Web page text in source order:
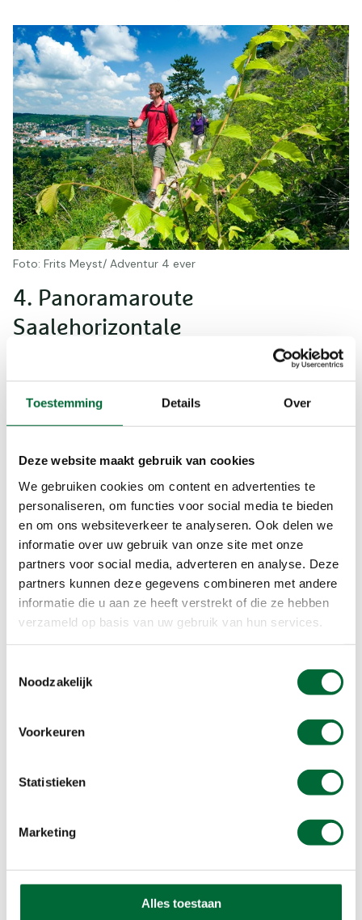
Toestemming Details Over
Deze website maakt gebruik van cookies
We gebruiken cookies om content en advertenties te
personaliseren, om functies voor social media te bieden
en om ons websiteverkeer te analyseren. Ook delen we
informatie over uw gebruik van onze site met onze
partners voor social media, adverteren en analyse. Deze
partners kunnen deze gegevens combineren met andere
informatie die u aan ze heeft verstrekt of die ze hebben
verzameld op basis van uw gebruik van hun services.
Noodzakelijk
Voorkeuren
Statistieken
Marketing
Alles toestaan
Foto: Frits Meyst/ Adventur 4 ever
4. Panoramaroute
Saalehorizontale
Deze wandeltocht met een gemiddelde
moeilijkheidsgraad belooft 70 kilometer aan puur
wandelplezier. Op smalle paden loopt deze route
langs steile kalksteenhellingen en biedt het
landschap van de Saalevallei, de kleine dorpjes,
burchten, kastelen maar ook de universiteitsstad
Jena. Vooral de Dornburger kastelen zijn een
echte highlight op deze route.
5. Van Bach naar Goethe
het leven van twee Duitse grootheden: Bach en
Goethe. De wandelroute begint in Arnstadt, waar
Foto: Sebastian Keßler / Kulturbetrieb der Stadt Arnstadt